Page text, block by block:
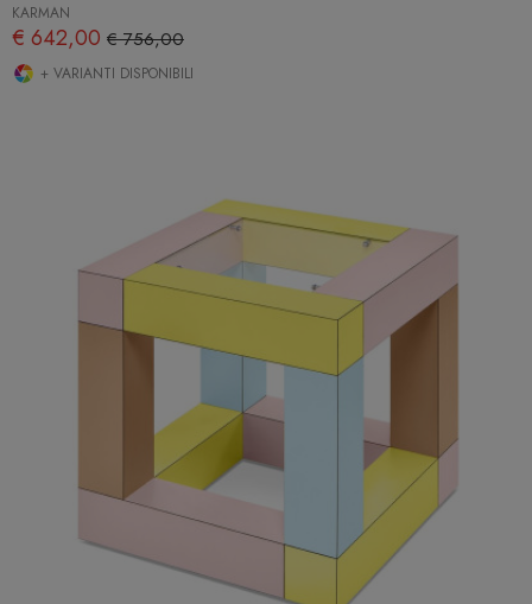
KARMAN
€ 642,00 € 756,00
+ VARIANTI DISPONIBILI